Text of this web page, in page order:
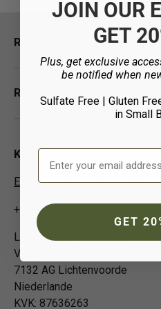
Richtlinien
Ressourcen
Kontaktieren Sie uns
EUCustomer-Info@isp-
+31 (0) 0544378951
Loma Beauty Europe BV
Vivaldistraat 3
7132 AG Lichtenvoorde
Niederlande
KVK: 87636263
JOIN OUR
GET
Plus, get exclusive
be notified when
Sulfate Free | Gluten
in Small
Email Address
GET